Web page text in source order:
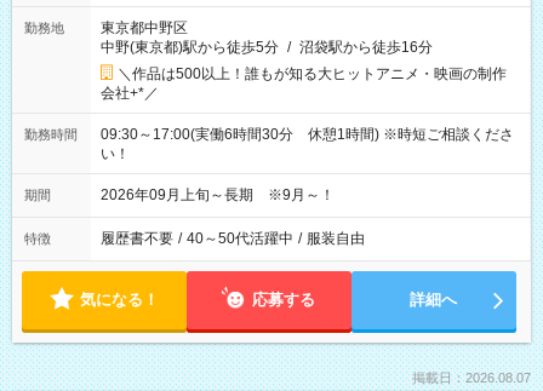
勤務地
東京都中野区
中野(東京都)駅から徒歩5分 / 沼袋駅から徒歩16分
＼作品は500以上！誰もが知る大ヒットアニメ・映画の制作
会社+*／
勤務時間
09:30～17:00(実働6時間30分 休憩1時間) ※時短ご相談くださ
い！
期間 2026年09月上旬～長期 ※9月～！
特徴 履歴書不要 / 40～50代活躍中 / 服装自由
気になる！ 応募する 詳細へ
掲載日：2026.08.07